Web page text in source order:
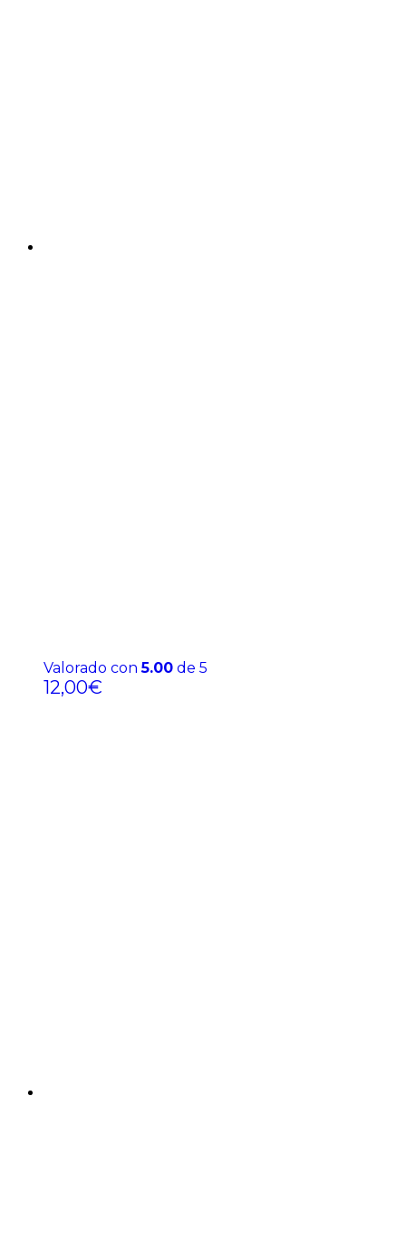
Valorado con5.00 de 5
12,00€